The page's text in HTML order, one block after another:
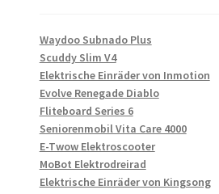
Waydoo Subnado Plus
Scuddy Slim V4
Elektrische Einräder von Inmotion
Evolve Renegade Diablo
Fliteboard Series 6
Seniorenmobil Vita Care 4000
E-Twow Elektroscooter
MoBot Elektrodreirad
Elektrische Einräder von Kingsong